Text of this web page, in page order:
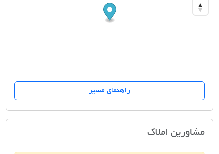
راهنمای مسیر
مشاورین املاکمسکن محمد افسریه